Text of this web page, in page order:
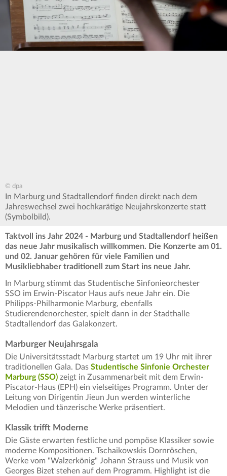
© dpa
In Marburg und Stadtallendorf finden direkt nach dem
Jahreswechsel zwei hochkarätige Neujahrskonzerte statt
(Symbolbild).
Taktvoll ins Jahr 2024 - Marburg und Stadtallendorf heißen
das neue Jahr musikalisch willkommen. Die Konzerte am 01.
und 02. Januar gehören für viele Familien und
Musikliebhaber traditionell zum Start ins neue Jahr.
In Marburg stimmt das Studentische Sinfonieorchester
SSO im Erwin-Piscator Haus aufs neue Jahr ein. Die
Philipps-Philharmonie Marburg, ebenfalls
Studierendenorchester, spielt dann in der Stadthalle
Stadtallendorf das Galakonzert.
Marburger Neujahrsgala
Die Universitätsstadt Marburg startet um 19 Uhr mit ihrer
traditionellen Gala. Das Studentische Sinfonie Orchester
Marburg (SSO) zeigt in Zusammenarbeit mit dem Erwin-
Piscator-Haus (EPH) ein vielseitiges Programm. Unter der
Leitung von Dirigentin Jieun Jun werden winterliche
Melodien und tänzerische Werke präsentiert.
Klassik trifft Moderne
Die Gäste erwarten festliche und pompöse Klassiker sowie
moderne Kompositionen. Tschaikowskis Dornröschen,
Werke vom "Walzerkönig" Johann Strauss und Musik von
Georges Bizet stehen auf dem Programm. Highlight ist die